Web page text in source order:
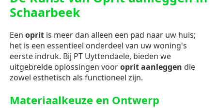
Schaarbeek
Een oprit is meer dan alleen een pad naar uw huis;
het is een essentieel onderdeel van uw woning's
eerste indruk. Bij PT Uyttendaele, bieden we
uitgebreide oplossingen vooroprit aanleggen die
zowel esthetisch als functioneel zijn.
Materiaalkeuze en Ontwerp